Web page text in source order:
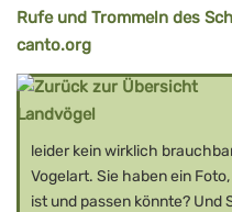
Rufe und Trommeln des
canto.org
leider kein wirklich
Vogelart. Sie haben ein
ist und passen könnte? Und